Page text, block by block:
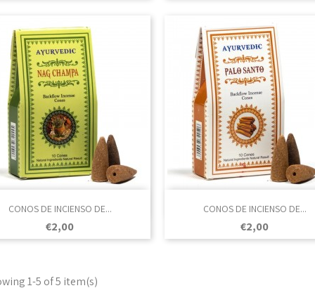
CONOS DE INCIENSO DE...
Prezo
€2,00
Vista rápida CONOS DE INCIENSO DE...
Prezo
€2,00
Vista rápida
1-5 of 5 item(s)